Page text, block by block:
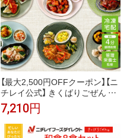
【最大2,500円OFFクーポン】【ニ
チレイ公式】 きくばりごぜん 中
華 8食セット 冷凍弁当 おかず セ
ット 冷凍 お弁当 冷凍食品 おか
ず お取り寄せ 一人暮らし お惣
菜 冷凍惣菜 宅配弁当 ニチレイ
7,210円